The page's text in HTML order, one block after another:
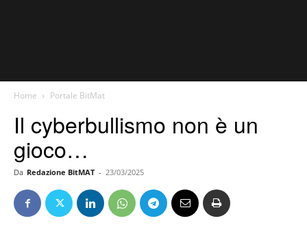
Home Portale BitMat
Il cyberbullismo non è un
gioco…
Da Redazione BitMAT - 23/03/2025